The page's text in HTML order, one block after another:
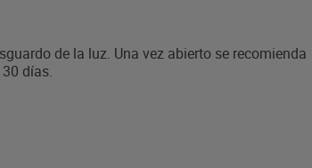
de la luz. Una vez abierto se recomienda
días.